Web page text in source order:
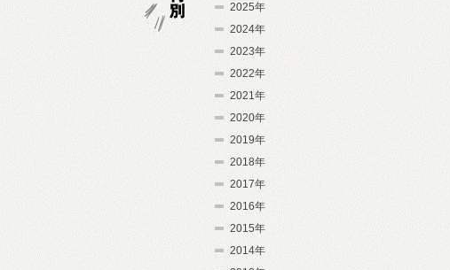
2025年
2024年
2023年
2022年
2021年
2020年
2019年
2018年
2017年
2016年
2015年
2014年